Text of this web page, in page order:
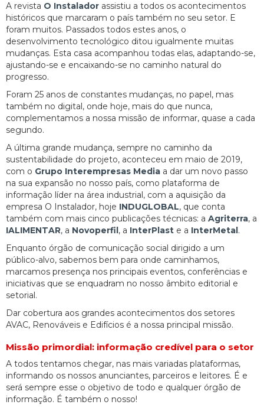
A revista O Instalador assistiu a todos os acontecimentos
históricos que marcaram o país também no seu setor. E
foram muitos. Passados todos estes anos, o
desenvolvimento tecnológico ditou igualmente muitas
mudanças. Esta casa acompanhou todas elas, adaptando-se,
ajustando-se e encaixando-se no caminho natural do
progresso.
Foram 25 anos de constantes mudanças, no papel, mas
também no digital, onde hoje, mais do que nunca,
complementamos a nossa missão de informar, quase a cada
segundo.
A última grande mudança, sempre no caminho da
sustentabilidade do projeto, aconteceu em maio de 2019,
com o Grupo Interempresas Media a dar um novo passo
na sua expansão no nosso país, como plataforma de
informação líder na área industrial, com a aquisição da
empresa O Instalador, hoje INDUGLOBAL, que conta
também com mais cinco publicações técnicas: a Agriterra, a
IALIMENTAR, a Novoperfil , a InterPlast e a InterMetal .
Enquanto órgão de comunicação social dirigido a um
público-alvo, sabemos bem para onde caminhamos,
marcamos presença nos principais eventos, conferências e
iniciativas que se enquadram no nosso âmbito editorial e
setorial.
Dar cobertura aos grandes acontecimentos dos setores
AVAC, Renováveis e Edifícios é a nossa principal missão.
Missão primordial: informação credível para o setor
A todos tentamos chegar, nas mais variadas plataformas,
informando os nossos anunciantes, parceiros e leitores. É e
será sempre esse o objetivo de todo e qualquer órgão de
informação. É também o nosso!